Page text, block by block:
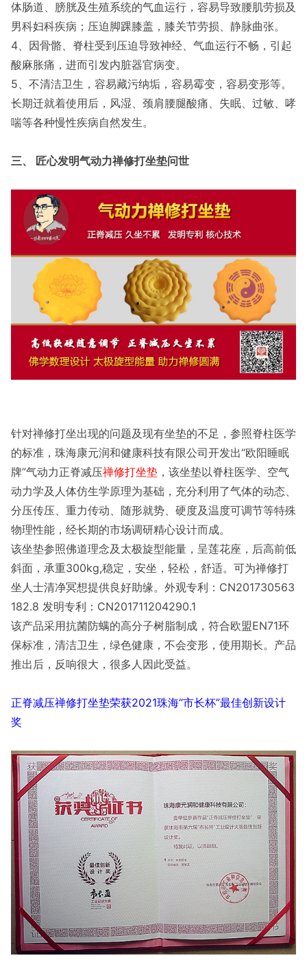
体肠道、膀胱及生殖系统的气血运行，容易导致腰肌劳损及
男科妇科疾病；压迫脚踝膝盖，膝关节劳损、静脉曲张。
4、因骨骼、脊柱受到压迫导致神经、气血运行不畅，引起
酸麻胀痛，进而引发内脏器官病变。
5、不清洁卫生，容易藏污纳垢，容易霉变，容易变形等。
长期迁就着使用后，风湿、颈肩腰腿酸痛、失眠、过敏、哮
喘等各种慢性疾病自然发生。
三、 匠心发明气动力禅修打坐垫问世
针对禅修打坐出现的问题及现有坐垫的不足，参照脊柱医学
的标准，珠海康元润和健康科技有限公司开发出“欧阳睡眠
牌”气动力正脊减压禅修打坐垫 ，该坐垫以脊柱医学、空气
动力学及人体仿生学原理为基础，充分利用了气体的动态、
分压传压、重力传动、随形就势、硬度及温度可调节等特殊
物理性能，经长期的市场调研精心设计而成。
该坐垫参照佛道理念及太极旋型能量，呈莲花座，后高前低
斜面，承重300kg,稳定，安坐，轻松，舒适。可为禅修打
坐人士清净冥想提供良好助缘。外观专利：CN201730563
182.8 发明专利：CN201711204290.1
该产品采用抗菌防螨的高分子树脂制成，符合欧盟EN71环
保标准，清洁卫生，绿色健康，不会变形，使用期长。产品
推出后，反响很大，很多人因此受益。
正脊减压禅修打坐垫荣获2021珠海“市长杯”最佳创新设计
奖